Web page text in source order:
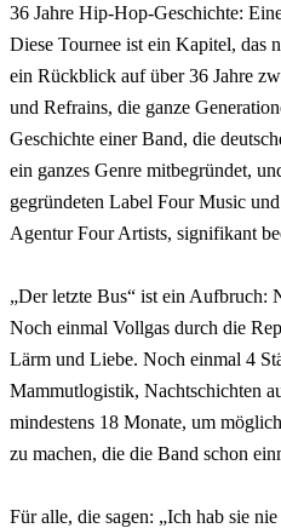
36 Jahre Hip-Hop-Geschichte:
Diese Tournee ist ein Kapitel, das
ein Rückblick auf über 36 Jahre
und Refrains, die ganze
Geschichte einer Band, die
ein ganzes Genre mitbegründet,
gegründeten Label Four Music
Agentur Four Artists, signifikant
„Der letzte Bus“ ist ein Aufbruch:
Noch einmal Vollgas durch die
Lärm und Liebe. Noch einmal 4
Mammutlogistik, Nachtschichten
mindestens 18 Monate, um
zu machen, die die Band schon
Für alle, die sagen: „Ich hab sie